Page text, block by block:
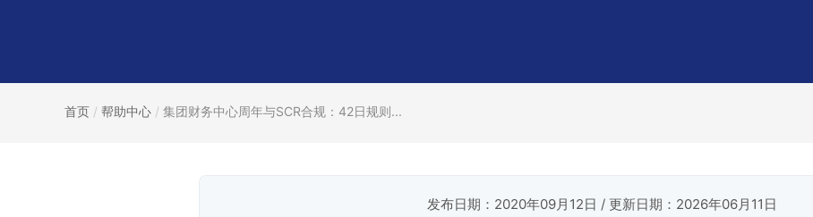
首页 / 帮助中心 / 集团财务中心周年与SCR合规：42日规则...
发布日期：2020年09月12日 / 更新日期：2026年06月11日